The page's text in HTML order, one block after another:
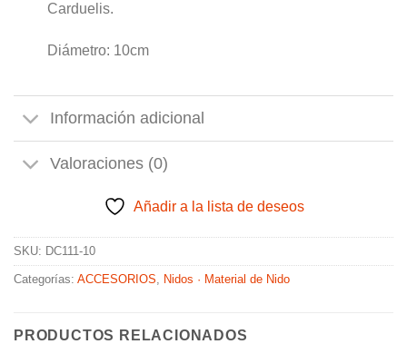
Carduelis.
Diámetro: 10cm
Información adicional
Valoraciones (0)
Añadir a la lista de deseos
SKU: DC111-10
Categorías: ACCESORIOS Nidos · Material de Nido
PRODUCTOS RELACIONADOS